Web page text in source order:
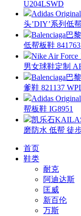
U204LSWD
Adidas
头’DIY’系列低
Balenciaga巴
低帮板鞋
Nike Air
男女球鞋定制
Balenciaga巴
爹鞋 821137
Adidas
帮板鞋 IG8951
凯乐石
磨防水 低帮 徒
首页
鞋类
耐克
阿迪达斯
匡威
新百伦
万斯